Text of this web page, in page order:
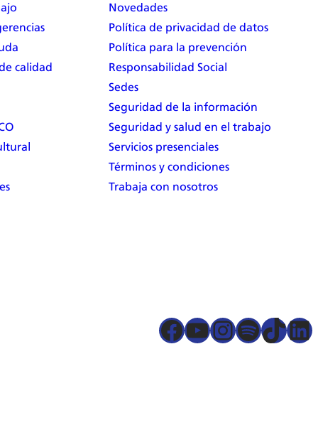
calidad
Novedades
Política de privacidad de datos
Política para la prevención
Responsabilidad Social
Sedes
Seguridad de la información
Seguridad y salud en el trabajo
Servicios presenciales
Términos y condiciones
Trabaja con nosotros
Facebook YouTube InstagramSpotify TikTok LinkedIn